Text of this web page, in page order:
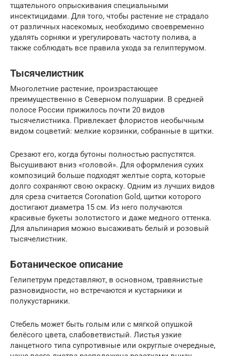
тщательного опрыскивания специальными
инсектицидами. Для того, чтобы растение не страдало
от различных насекомых, необходимо своевременно
удалять сорняки и урегулировать частоту полива, а
также соблюдать все правила ухода за гелиптерумом.
Тысячелистник
Многолетние растение, произрастающее
преимущественно в Северном полушарии. В средней
полосе России прижилось почти 20 видов
тысячелистника. Привлекает флористов необычным
видом соцветий: мелкие корзинки, собранные в щитки.
Срезают его, когда бутоны полностью распустятся.
Высушивают вниз «головой». Для оформления сухих
композиций больше подходят желтые сорта, которые
долго сохраняют свою окраску. Одним из лучших видов
для среза считается Coronation Gold, щитки которого
достигают диаметра 15 см. Из него получаются
красивые букеты золотистого и даже медного оттенка.
Для альпинария можно высаживать белый и розовый
тысячелистник.
Ботаническое описание
Гелипетрум представляют, в основном, травянистые
разновидности, но встречаются и кустарники и
полукустарники.
Стебель может быть голым или с мягкой опушкой
белёсого цвета, слабоветвистый. Листья узкие
ланцетного типа супротивные или округлые очередные,